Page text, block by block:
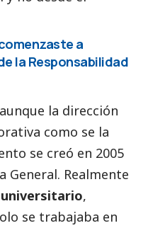
a
la Responsabilidad
la dirección
como se la
se creó en 2005
General. Realmente
,
se trabajaba en